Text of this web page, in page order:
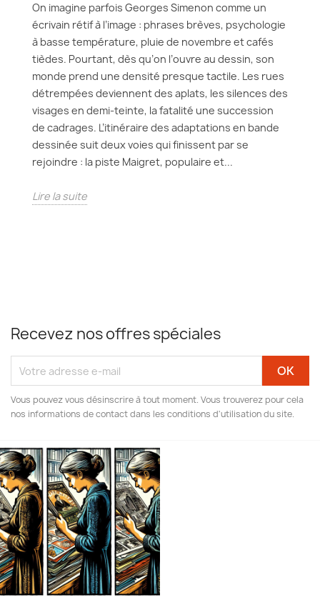
On imagine parfois Georges Simenon comme un
écrivain rétif à l’image : phrases brèves, psychologie
à basse température, pluie de novembre et cafés
tièdes. Pourtant, dès qu’on l’ouvre au dessin, son
monde prend une densité presque tactile. Les rues
détrempées deviennent des aplats, les silences des
visages en demi-teinte, la fatalité une succession
de cadrages. L’itinéraire des adaptations en bande
dessinée suit deux voies qui finissent par se
rejoindre : la piste Maigret, populaire et...
Lire la suite
Recevez nos offres spéciales
Vous pouvez vous désinscrire à tout moment. Vous trouverez pour cela
nos informations de contact dans les conditions d'utilisation du site.